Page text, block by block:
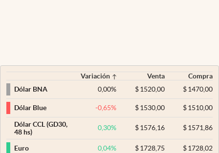
Variación Venta
Compra
Dólar BNA
0,00% $ 1520,00 $1470,00
Dólar Blue -0,65% $ 1530,00 $1510,00
Dólar CCL (GD30,
48 hs)
0,30% $ 1576,16 $1571,86
Euro 0,04% $ 1728,75 $1728,02